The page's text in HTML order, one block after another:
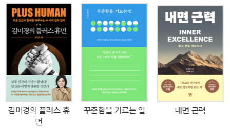
스티븐 코비, 《성공하는 사람들의 7가지 습관》 저자 “성공서, 처세에
관한 책 중 절대적으로 많은 지지를 받고 많은 사람들이 추천하는 책”
“내 안에 잠들어 있던 무한한 가능성을 찾게 도와줄 책” “이 책에 대
한 너무 많은 칭찬과 표현이 떠오른다. 바이블. 최고... 자존감을 일으
켜 세우고 자신을 진짜 사랑한다면 시중의 어쭙잖은 심리교양서들을
버리고 이 800페이지에 몸을 실어라.” “어제까지의 내 삶을 돌아보
고 더욱 진취적인 내일을 살아갈 수 있게 원동력을 주는 책”
김미경의 플러스 휴
먼
꾸준함을 기르는 일 내면 근력